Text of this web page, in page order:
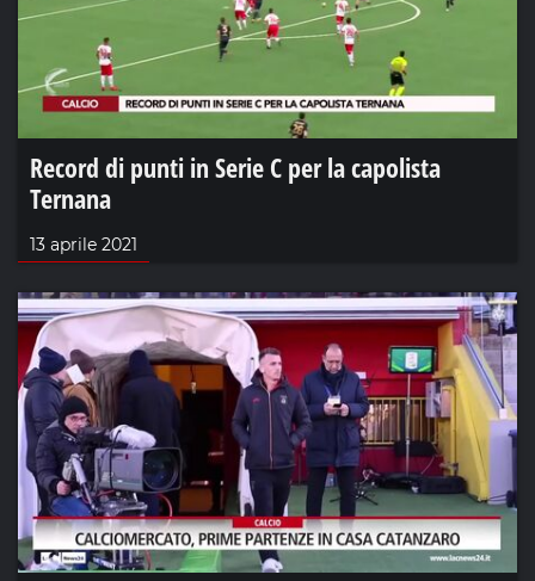
Record di punti in Serie C per la capolista
Ternana
13 aprile 2021